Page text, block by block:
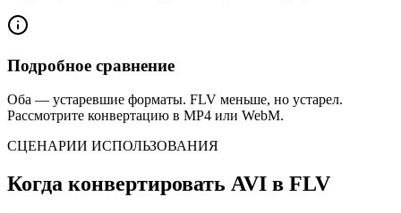
Подробное сравнение
Оба — устаревшие форматы. FLV меньше, но устарел.
Рассмотрите конвертацию в MP4 или WebM.
СЦЕНАРИИ ИСПОЛЬЗОВАНИЯ
Когда конвертировать AVI в FLV